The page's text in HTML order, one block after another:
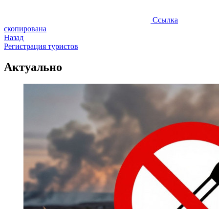
скопирована
Регистрация туристов
Актуально